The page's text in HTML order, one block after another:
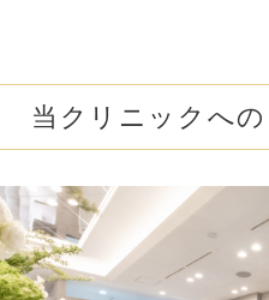
当クリニックへ